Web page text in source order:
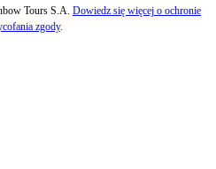
Tours S.A. Dowiedz się więcej o ochronie
zgody.